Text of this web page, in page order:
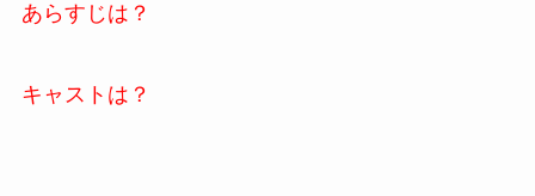
あらすじは？
キャストは？